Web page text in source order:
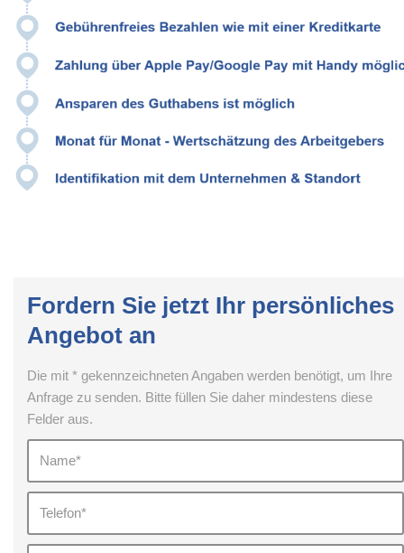
Fordern Sie jetzt Ihr persönliches
Angebot an
Die mit * gekennzeichneten Angaben werden benötigt, um Ihre
Anfrage zu senden. Bitte füllen Sie daher mindestens diese
Felder aus.